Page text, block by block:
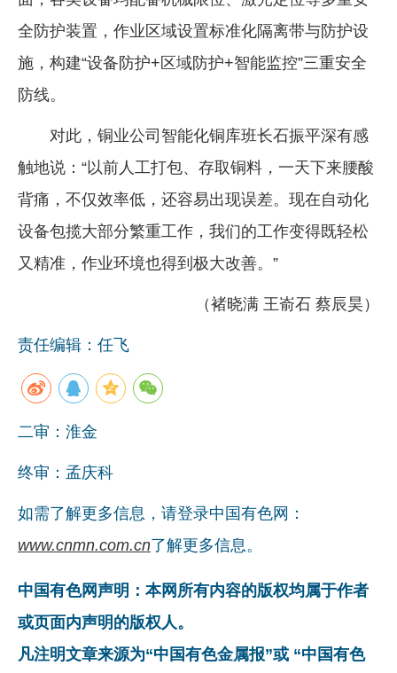
全防护装置，作业区域设置标准化隔离带与防护设
施，构建“设备防护+区域防护+智能监控”三重安全
防线。
对此，铜业公司智能化铜库班长石振平深有感
触地说：“以前人工打包、存取铜料，一天下来腰酸
背痛，不仅效率低，还容易出现误差。现在自动化
设备包揽大部分繁重工作，我们的工作变得既轻松
又精准，作业环境也得到极大改善。”
（褚晓满 王嵛石 蔡辰昊）
责任编辑：任飞
二审：淮金
终审：孟庆科
如需了解更多信息，请登录中国有色网：
www.cnmn.com.cn了解更多信息。
中国有色网声明：本网所有内容的版权均属于作者
或页面内声明的版权人。
凡注明文章来源为“中国有色金属报”或 “中国有色